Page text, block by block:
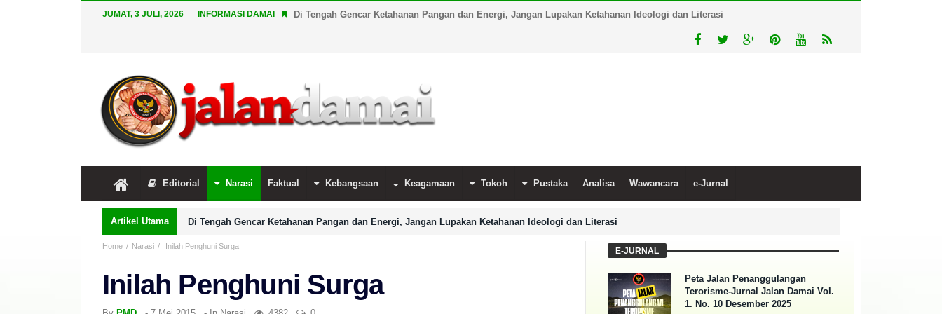
JUMAT, 3 JULI, 2026 INFORMASI DAMAI Di Tengah Gencar Ketahanan Pangan dan Energi, Jangan Lupakan Ketahanan Ideologi dan Literasi
Editorial Narasi Faktual Kebangsaan Keagamaan Tokoh Pustaka Analisa Wawancara e-Jurnal
Artikel Utama Di Tengah Gencar Ketahanan Pangan dan Energi, Jangan Lupakan Ketahanan Ideologi dan Literasi
Home Narasi Inilah Penghuni Surga
Inilah Penghuni Surga
E-JURNAL
Peta Jalan Penanggulangan
Terorisme-Jurnal Jalan Damai Vol.
1. No. 10 Desember 2025